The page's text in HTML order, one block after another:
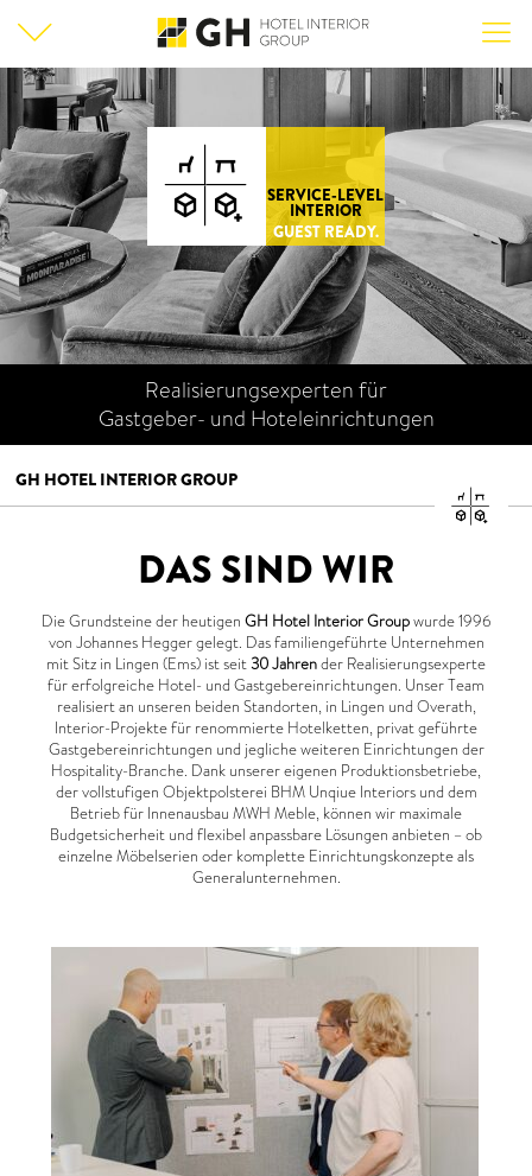
SERVICE-LEVEL
INTERIOR
GUEST READY.
Realisierungsexperten für
Gastgeber- und Hoteleinrichtungen
GH HOTEL INTERIOR GROUP
DAS SIND WIR
Die Grundsteine der heutigen GH Hotel Interior Groupwurde 1996
von Johannes Hegger gelegt. Das familiengeführte Unternehmen
mit Sitz in Lingen (Ems) ist seit30 Jahrender Realisierungsexperte
für erfolgreiche Hotel- und Gastgebereinrichtungen. Unser Team
realisiert an unseren beiden Standorten, in Lingen und Overath,
Interior-Projekte für renommierte Hotelketten, privat geführte
Gastgebereinrichtungen und jegliche weiteren Einrichtungen der
Hospitality-Branche. Dank unserer eigenen Produktionsbetriebe,
der vollstufigen Objektpolsterei BHM Unqiue Interiors und dem
Betrieb für Innenausbau MWH Meble, können wir maximale
Budgetsicherheit und flexibel anpassbare Lösungen anbieten – ob
einzelne Möbelserien oder komplette Einrichtungskonzepte als
Generalunternehmen.